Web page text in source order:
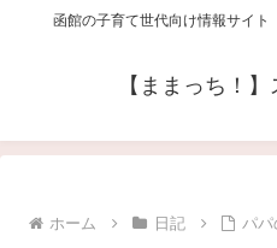
函館の子育て世代向け情報サイ
【ままっち！
ホーム 日記 パパ